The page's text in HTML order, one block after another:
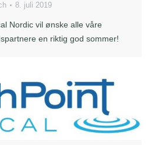
8. juli 2019
Nordic vil ønske alle våre
en riktig god sommer!